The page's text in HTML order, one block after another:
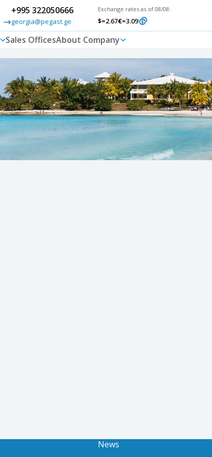
+995 322050666
georgia@pegast.ge
Exchange rates as of 08/08:
$=2.67€=3.09
Sales OfficesAbout Company
News